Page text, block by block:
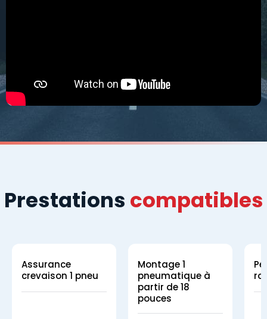
Prestations compatibles
Assurance
crevaison 1 pneu
Montage 1
pneumatique à
partir de 18
pouces